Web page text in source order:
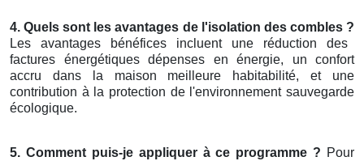
4. Quels sont les avantages de l'isolation des combles ?
Les avantages bénéfices incluent une réduction des
factures énergétiques dépenses en énergie, un confort
accru dans la maison meilleure habitabilité, et une
contribution à la protection de l'environnement sauvegarde
écologique.
5. Comment puis-je appliquer à ce programme ? Pour